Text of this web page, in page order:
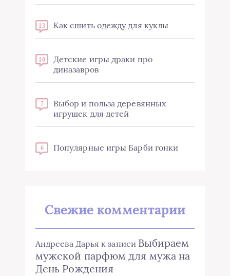
13 Как сшить одежду для куклы
10
Детские игры драки про
диназавров
7
Выбор и польза деревянных
игрушек для детей
6 Популярные игры Барби гонки
Свежие комментарии
Андреева Дарья к записи Выбираем
мужской парфюм для мужа на
День Рождения